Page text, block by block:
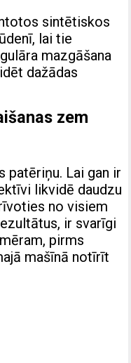
sintētiskos
lai tie
mazgāšana
dažādas
zem
patēriņu. Lai gan ir
likvidē daudzu
no visiem
ir svarīgi
pirms
mašīnā notīrīt